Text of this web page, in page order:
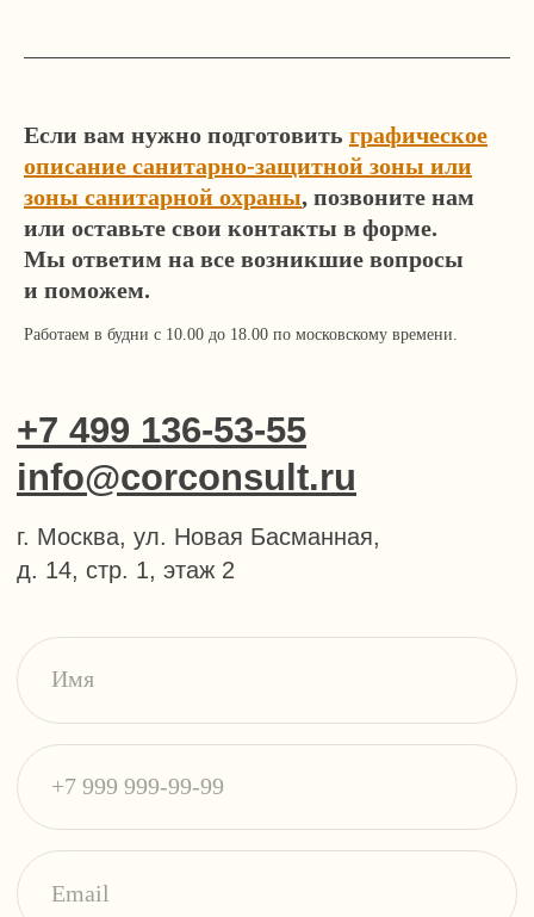
средств и инструментов интернет-статистики
Закрыть Подробнее
Если вам нужно подготовить графическое
описание санитарно-защитной зоны или
зоны санитарной охраны, позвоните нам
или оставьте свои контакты в форме.
Мы ответим на все возникшие вопросы
и поможем.
Работаем в будни с 10.00 до 18.00 по московскому времени.
конфиденциальности